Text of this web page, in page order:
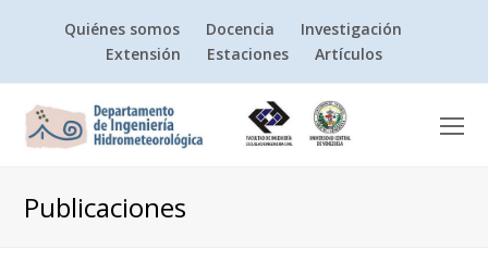
Quiénes somos Docencia
Investigación
Extensión
Estaciones Artículos
Publicaciones